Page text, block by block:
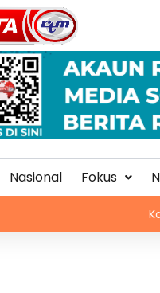
Nasional Fokus
Kaedah baharu